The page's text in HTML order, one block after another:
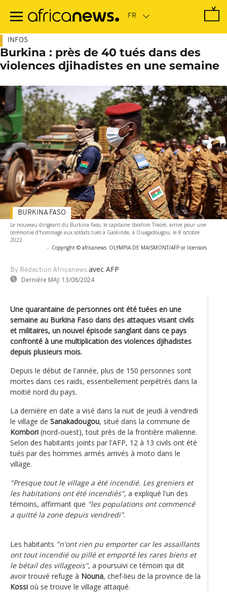
contenu
INFOS
Burkina : près de 40 tués dans des
violences djihadistes en une semaine
Le nouveau dirigeant du Burkina Faso, le capitaine Ibrahim Traoré, arrive pour une
cérémonie d'hommage aux soldats tués à Gaskinde, à Ouagadougou, le 8 octobre
2022
- Copyright © africanews OLYMPIA DE MAISMONT/AFP or licensors
By Rédaction Africanews avec AFP
Dernière MAJ: 13/08/2024
BURKINA FASO
Une quarantaine de personnes ont été tuées en une
semaine au Burkina Faso dans des attaques visant civils
et militaires, un nouvel épisode sanglant dans ce pays
confronté à une multiplication des violences djihadistes
depuis plusieurs mois.
Depuis le début de l'année, plus de 150 personnes sont
mortes dans ces raids, essentiellement perpétrés dans la
moitié nord du pays.
La dernière en date a visé dans la nuit de jeudi à vendredi
le village de Sanakadougou, situé dans la commune de
Kombori (nord-ouest), tout près de la frontière malienne.
Selon des habitants joints par l'AFP, 12 à 13 civils ont été
tués par des hommes armés arrivés à moto dans le
village.
"Presque tout le village a été incendié. Les greniers et
les habitations ont été incendiés", a expliqué l'un des
témoins, affirmant que "les populations ont commencé
a quitté la zone depuis vendredi".
Les habitants "n'ont rien pu emporter car les assaillants
ont tout incendié ou pillé et emporté les rares biens et
le bétail des villageois", a poursuivi ce témoin qui dit
avoir trouvé refuge à Nouna, chef-lieu de la province de la
Kossi où se trouve le village attaqué.